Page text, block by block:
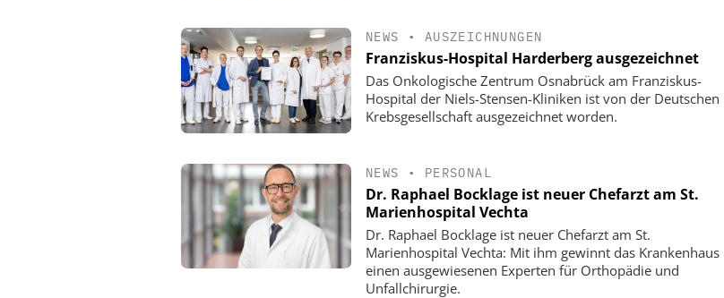
NEWS • AUSZEICHNUNGEN
Franziskus-Hospital Harderberg ausgezeichnet
Das Onkologische Zentrum Osnabrück am Franziskus-
Hospital der Niels-Stensen-Kliniken ist von der Deutschen
Krebsgesellschaft ausgezeichnet worden.
NEWS • PERSONAL
Dr. Raphael Bocklage ist neuer Chefarzt am St.
Marienhospital Vechta
Dr. Raphael Bocklage ist neuer Chefarzt am St.
Marienhospital Vechta: Mit ihm gewinnt das Krankenhaus
einen ausgewiesenen Experten für Orthopädie und
Unfallchirurgie.